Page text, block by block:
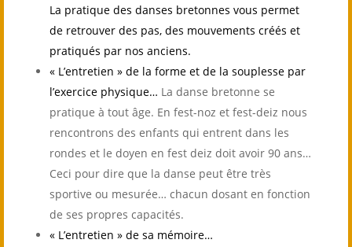
La pratique des danses bretonnes vous permet
de retrouver des pas, des mouvements créés et
pratiqués par nos anciens.
« L’entretien » de la forme et de la souplesse par
l’exercice physique… La danse bretonne se
pratique à tout âge. En fest-noz et fest-deiz nous
rencontrons des enfants qui entrent dans les
rondes et le doyen en fest deiz doit avoir 90 ans…
Ceci pour dire que la danse peut être très
sportive ou mesurée… chacun dosant en fonction
de ses propres capacités.
« L’entretien » de sa mémoire…